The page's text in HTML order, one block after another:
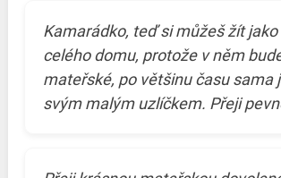
Kamarádko, teď si můžeš žít
celého domu, protože v něm
mateřské, po většinu času sama
svým malým uzlíčkem. Přeji